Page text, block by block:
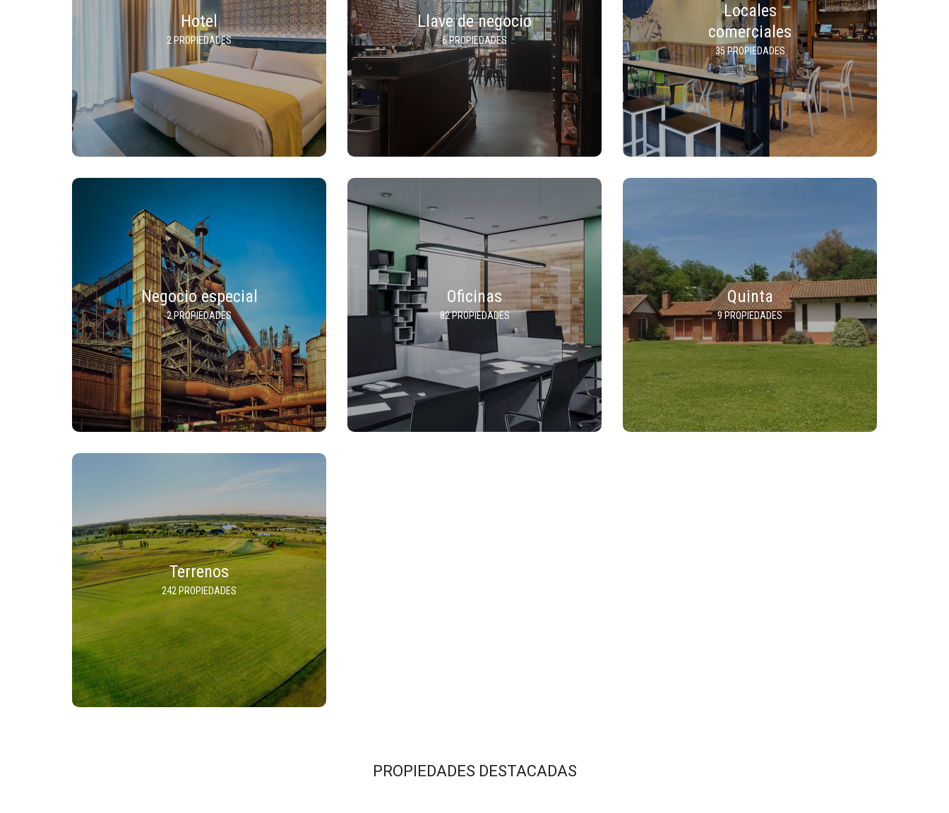
Hotel
2 PROPIEDADES
Llave de negocio
6 PROPIEDADES
Locales
comerciales
35 PROPIEDADES
Negocio especial
2 PROPIEDADES
Oficinas
82 PROPIEDADES
Quinta
9 PROPIEDADES
Terrenos
242 PROPIEDADES
PROPIEDADES DESTACADAS